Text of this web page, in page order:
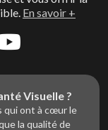
En savoir +
Visuelle ?
qui ont à cœur le
la qualité de